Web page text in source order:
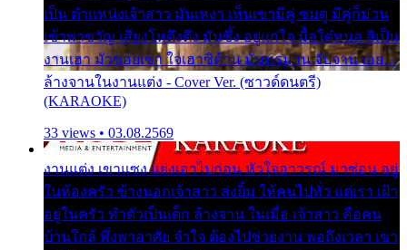
เป็น ตำแหน่งเจ้าสาว มันเหงา เห็นเขามีคู่ ซมดู มีคู่ก็ม่วน
เข้าพาขวัญ เสียงโห่ตึงตึง มันซึ้ง อยู่แก่ใจ มื้อใด๋หนอ สิเป็น
งานเฮา มัวซอยเขา ใจเฮาซิด้าน มันทรมาน จับจาน เอย…
ล้างจานในงานแต่ง - Cover Ver. (ซาวด์ดนตรี)
(KARAOKE)
33 views • 03.08.2569
งานแต่ง เขาแซง แย่งเอาไปก่อน หัวใจอาวรณ์ มาซ่อน อยู่
ในห้องครัว ข้างนอกเจ้าสาว ส่งยิ้ม ให้คนไปทั่ว แต่เรา เฝ้า
อยู่ในครัว ทำตัวเป็นเด็ก ล้างจาน ในเมื่อ เจ้าสาว คือคน
บ้านใกล้ พึ่งพาอาศัย จำใจ ต้องไปช่วยงาน พอถึงเวลา เขา